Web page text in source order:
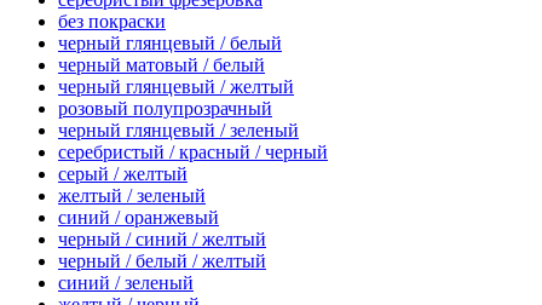
без покраски
черный глянцевый / белый
черный матовый / белый
черный глянцевый / желтый
розовый полупрозрачный
черный глянцевый / зеленый
серебристый / красный / черный
серый / желтый
желтый / зеленый
синий / оранжевый
черный / синий / желтый
черный / белый / желтый
синий / зеленый